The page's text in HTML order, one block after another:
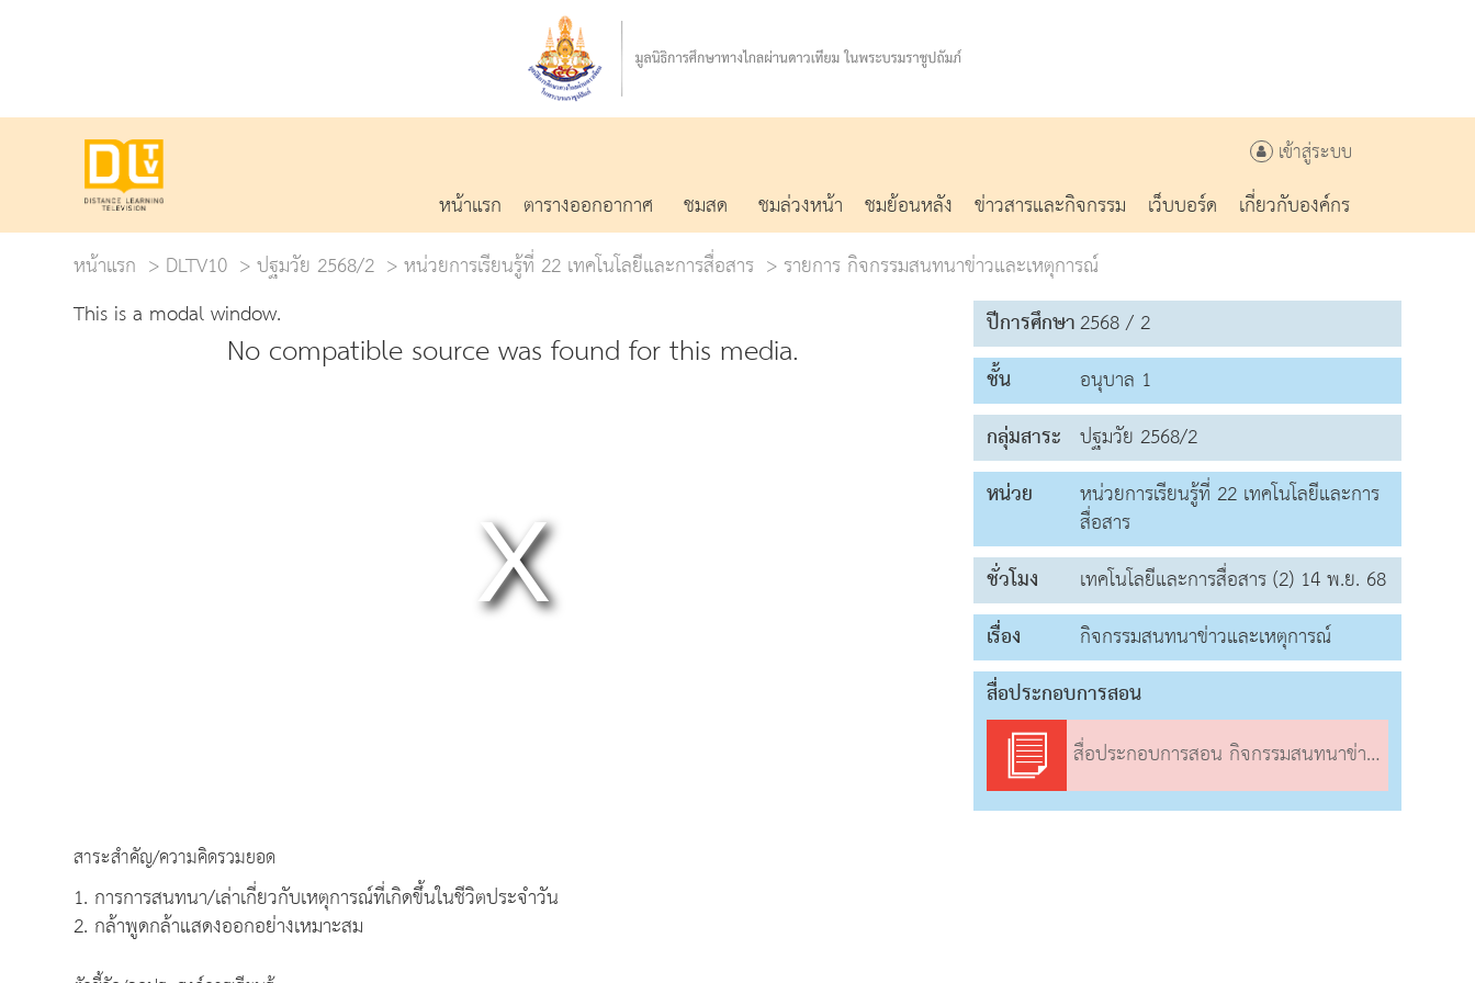
เข้าสู่ระบบ
หน้าแรก ตารางออกอากาศ ชมสด ชมล่วงหน้า ชมย้อนหลัง ข่าวสารและกิจกรรม เว็บบอร์ด
เกี่ยวกับองค์กร
หน้าแรก
DLTV10 ปฐมวัย 2568/2 หน่วยการเรียนรู้ที่ 22 เทคโนโลยีและการสื่อสาร
รายการ กิจกรรมสนทนาข่าวและเหตุการณ์
This is a modal window.
No compatible source was found for this media.
สาระสำคัญ/ความคิดรวมยอด
1. การการสนทนา/เล่าเกี่ยวกับเหตุการณ์ที่เกิดขึ้นในชีวิตประจำวัน
2. กล้าพูดกล้าแสดงออกอย่างเหมาะสม
ปีการศึกษา2568 / 2
ชั้น
อนุบาล 1
กลุ่มสาระ ปฐมวัย 2568/2
หน่วย
หน่วยการเรียนรู้ที่ 22 เทคโนโลยีและการ
สื่อสาร
ชั่วโมง
เทคโนโลยีและการสื่อสาร (2) 14 พ.ย. 68
เรื่อง
กิจกรรมสนทนาข่าวและเหตุการณ์
สื่อประกอบการสอน
สื่อประกอบการสอน กิจกรรมสนทนาข่าวและเหตุการณ์